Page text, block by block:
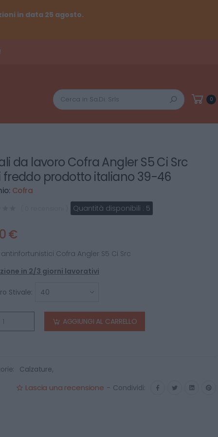
in data 25 agosto.
Cerca
0
da lavoro Cofra Angler S5 Ci Src
freddo prodotto italiano 39-46
Cofra
Quantità disponibili : 5
€
antinfortunistici Cofra Angler S5 Ci Src
in 2/3 giorni lavorativi
Stivale:
AGGIUNGI AL CARRELLO
Calzature,
Lascia una recensione - Condividi: